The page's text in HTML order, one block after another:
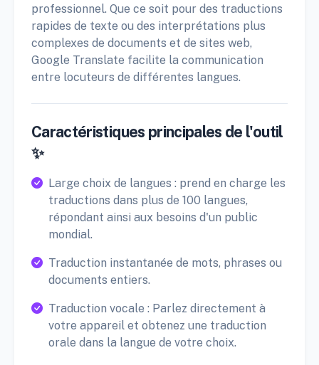
professionnel. Que ce soit pour des traductions
rapides de texte ou des interprétations plus
complexes de documents et de sites web,
Google Translate facilite la communication
entre locuteurs de différentes langues.
Caractéristiques principales de l'outil
✨
Large choix de langues : prend en charge les
traductions dans plus de 100 langues,
répondant ainsi aux besoins d'un public
mondial.
Traduction instantanée de mots, phrases ou
documents entiers.
Traduction vocale : Parlez directement à
votre appareil et obtenez une traduction
orale dans la langue de votre choix.